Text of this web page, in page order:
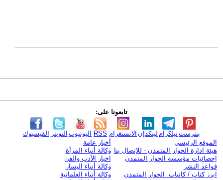
تابعونا على:
الفيسبوك التويتر اليوتيوب RSS الانستغرام لينكدإن تيلكرامبنترست
الموقع الرئيسي
هيئة ادارة الحوار المتمدن - للإتصال بنا
إحصائيات مؤسسة الحوار المتمدن
قواعد النشر
ابرز كتاب / كاتبات الحوار المتمدن
أخبار عامة
وكالة أنباء المرأة
اخبار الأدب والفن
وكالة أنباء اليسار
وكالة أنباء العلمانية